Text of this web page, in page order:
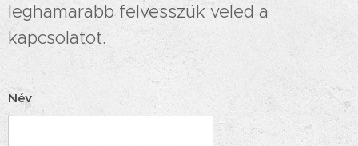
leghamarabb felvesszük veled a
kapcsolatot.
Név